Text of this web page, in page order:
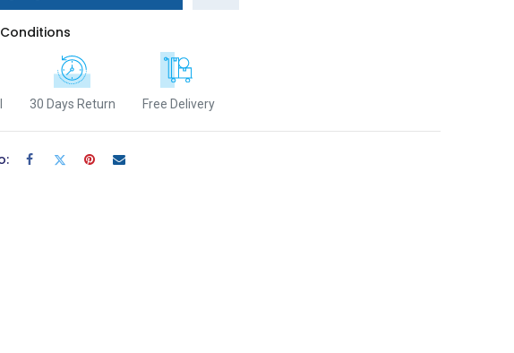
30 Days Return Free Delivery